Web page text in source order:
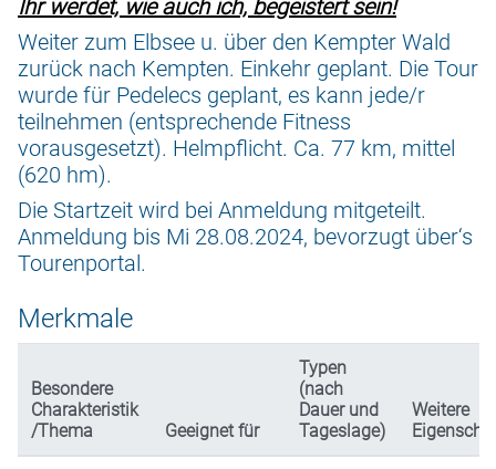
Ihr werdet, wie auch ich, begeistert sein!
Weiter zum Elbsee u. über den Kempter Wald
zurück nach Kempten. Einkehr geplant. Die Tour
wurde für Pedelecs geplant, es kann jede/r
teilnehmen (entsprechende Fitness
vorausgesetzt). Helmpflicht. Ca. 77 km, mittel
(620 hm).
Die Startzeit wird bei Anmeldung mitgeteilt.
Anmeldung bis Mi 28.08.2024, bevorzugt über‘s
Tourenportal.
Merkmale
Besondere
Charakteristik
/Thema
Geeignet für
Typen
(nach
Dauer und
Tageslage)
Weitere